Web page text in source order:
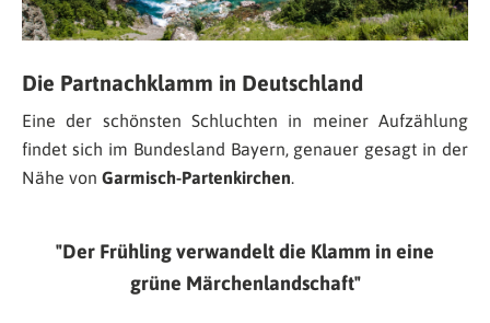
Die Partnachklamm in Deutschland
Eine der schönsten Schluchten in meiner Aufzählung
findet sich im Bundesland Bayern, genauer gesagt in der
Nähe von Garmisch-Partenkirchen.
Der Frühling verwandelt die Klamm in eine
grüne Märchenlandschaft